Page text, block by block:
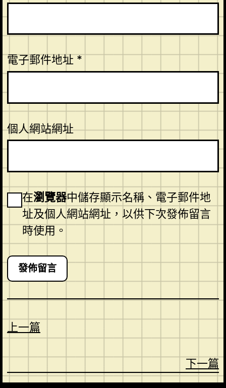
電子郵件地址*
個人網站網址
在瀏覽器中儲存顯示名稱、電子郵件地
址及個人網站網址，以供下次發佈留言
時使用。
上一篇
下一篇